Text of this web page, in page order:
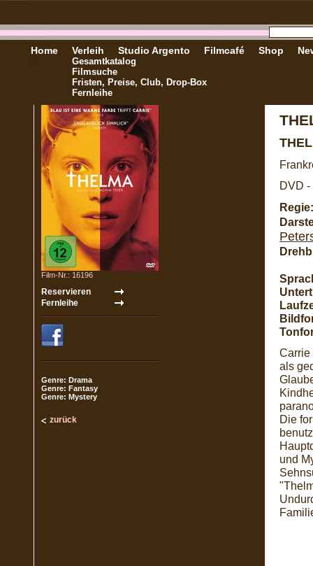
Home Verleih
Gesamtkatalog
Filmsuche
Fristen, Preise, Club, Drop-Box
Fernleihe
Studio Argento Filmcafé Shop
Film-Nr.: 16196
Genre: Drama
Genre: Fantasy
Genre: Mystery
zurück
DVD -
Regie:
Carrie
als
Die
und